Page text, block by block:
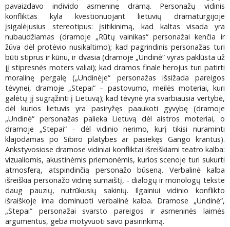
pavaizdavo individo asmeninę dramą. Personažų vidinis
konfliktas kyla kvestionuojant lietuvių dramaturgijoje
įsigalėjusius stereotipus: įsitikinimą, kad kaltas visada yra
nubaudžiamas (dramoje „Rūtų vainikas“ personažai kenčia ir
žūva dėl protėvio nusikaltimo); kad pagrindinis personažas turi
būti stiprus ir kūnu, ir dvasia (dramoje „Undinė“ vyras paklūsta už
jį stipresnės moters valiai); kad dramos finale herojus turi patirti
moralinę pergalę („Undinėje“ personažas išsižada pareigos
tėvynei, dramoje „Stepai“ – pastovumo, meilės moteriai, kuri
galėtų jį sugrąžinti į Lietuvą); kad tėvynė yra svarbiausia vertybė,
dėl kurios lietuvis yra pasiryžęs paaukoti gyvybę (dramoje
„Undinė“ personažas palieka Lietuvą dėl aistros moteriai, o
dramoje „Stepai“ - dėl vidinio nerimo, kurį tikisi nuraminti
klajodamas po Sibiro platybes ar pasiekęs Gango krantus).
Ankstyvosiose dramose vidiniai konfliktai išreiškiami teatro kalba:
vizualiomis, akustinėmis priemonėmis, kurios scenoje turi sukurti
atmosferą, atspindinčią personažo būseną. Verbalinė kalba
išreiškia personažo vidinę sumaištį, - dialogų ir monologų tekste
daug pauzių, nutrūkusių sakinių. Ilgainiui vidinio konflikto
išraiškoje ima dominuoti verbalinė kalba. Dramose „Undinė“,
„Stepai“ personažai svarsto pareigos ir asmeninės laimės
argumentus, geba motyvuoti savo pasirinkimą.